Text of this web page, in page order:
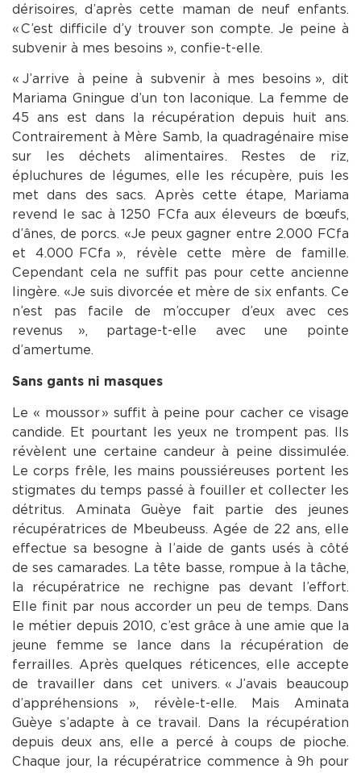
dérisoires, d’après cette maman de neuf enfants.
« C’est difficile d’y trouver son compte. Je peine à
subvenir à mes besoins », confie-t-elle.
« J’arrive à peine à subvenir à mes besoins », dit
Mariama Gningue d’un ton laconique. La femme de
45 ans est dans la récupération depuis huit ans.
Contrairement à Mère Samb, la quadragénaire mise
sur les déchets alimentaires. Restes de riz,
épluchures de légumes, elle les récupère, puis les
met dans des sacs. Après cette étape, Mariama
revend le sac à 1250 FCfa aux éleveurs de bœufs,
d’ânes, de porcs. « Je peux gagner entre 2.000 FCfa
et 4.000 FCfa », révèle cette mère de famille.
Cependant cela ne suffit pas pour cette ancienne
lingère. « Je suis divorcée et mère de six enfants. Ce
n’est pas facile de m’occuper d’eux avec ces
revenus », partage-t-elle avec une pointe
d’amertume.
Sans gants ni masques
Le « moussor » suffit à peine pour cacher ce visage
candide. Et pourtant les yeux ne trompent pas. Ils
révèlent une certaine candeur à peine dissimulée.
Le corps frêle, les mains poussiéreuses portent les
stigmates du temps passé à fouiller et collecter les
détritus. Aminata Guèye fait partie des jeunes
récupératrices de Mbeubeuss. Agée de 22 ans, elle
effectue sa besogne à l’aide de gants usés à côté
de ses camarades. La tête basse, rompue à la tâche,
la récupératrice ne rechigne pas devant l’effort.
Elle finit par nous accorder un peu de temps. Dans
le métier depuis 2010, c’est grâce à une amie que la
jeune femme se lance dans la récupération de
ferrailles. Après quelques réticences, elle accepte
de travailler dans cet univers. « J’avais beaucoup
d’appréhensions », révèle-t-elle. Mais Aminata
Guèye s’adapte à ce travail. Dans la récupération
depuis deux ans, elle a percé à coups de pioche.
Chaque jour, la récupératrice commence à 9h pour